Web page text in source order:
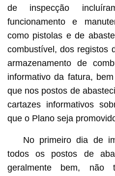
de inspecção
funcionamento e
como pistolas e de
combustível, dos registos
armazenamento de
informativo da fatura,
que nos postos de
cartazes informativos
que o Plano seja
No primeiro dia de
todos os postos de
geralmente bem, não